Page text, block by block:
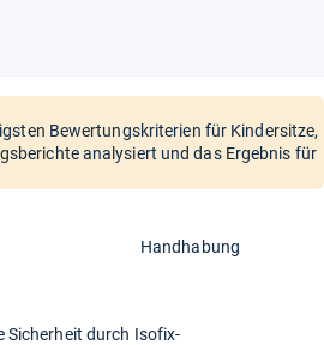
Bewertungskriterien für Kindersitze,
analysiert und das Ergebnis für
Handhabung
Sicherheit durch Isofix-